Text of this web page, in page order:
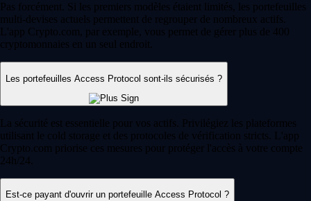
Pas forcément. Si les premiers modèles étaient limités, les portefeuilles
multi-devises actuels permettent de regrouper de nombreux actifs.
L'app Crypto.com, par exemple, vous permet de gérer plus de 400
cryptomonnaies en un seul endroit.
Les portefeuilles Access Protocol sont-ils sécurisés ?
La sécurité est essentielle pour vos actifs. Privilégiez les plateformes
utilisant le cold storage et des protocoles de vérification stricts. L'app
Crypto.com priorise ces mesures pour protéger l'accès à votre compte
24h/24.
Est-ce payant d'ouvrir un portefeuille Access Protocol ?